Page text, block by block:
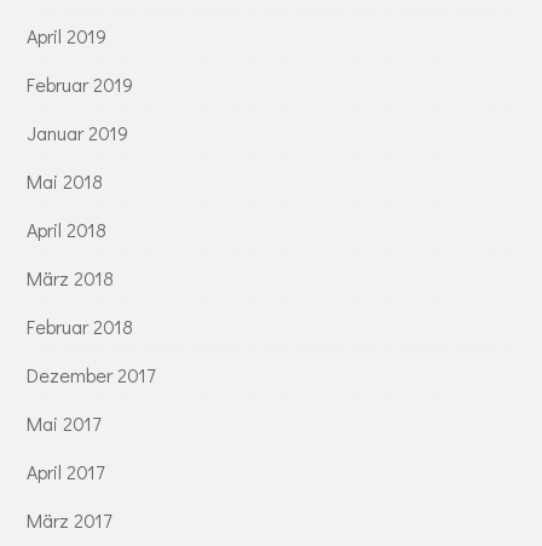
April 2019
Februar 2019
Januar 2019
Mai 2018
April 2018
März 2018
Februar 2018
Dezember 2017
Mai 2017
April 2017
März 2017